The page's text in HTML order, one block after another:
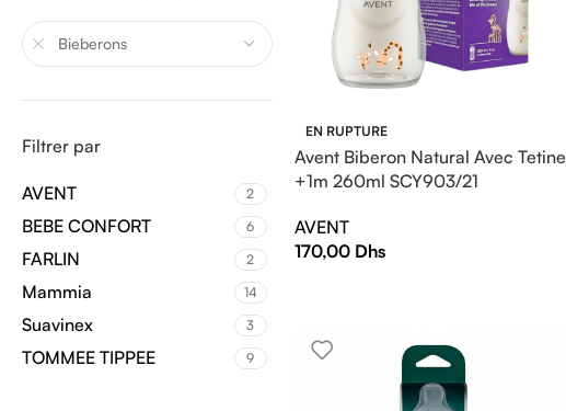
Bieberons
Filtrer par
AVENT 2
BEBE CONFORT 6
FARLIN 2
Mammia 14
Suavinex 3
TOMMEE TIPPEE 9
EN RUPTURE
Avent Biberon Natural Avec Tetine
+1m 260ml SCY903/21
AVENT
170,00 Dhs